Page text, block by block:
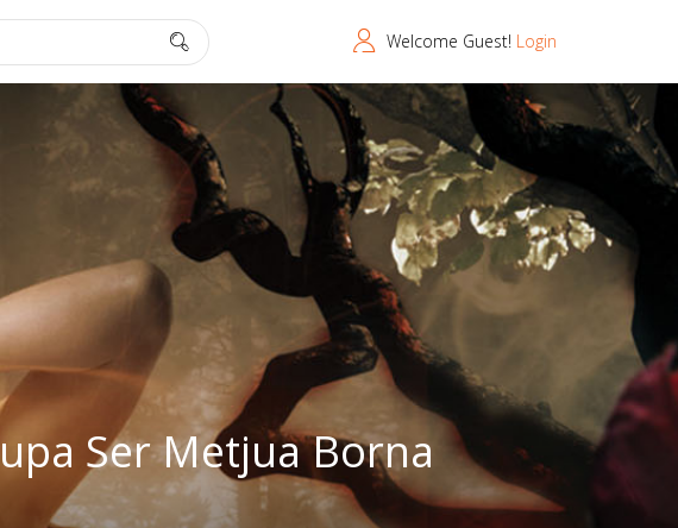
Welcome Guest! Login
Ser Metjua Borna